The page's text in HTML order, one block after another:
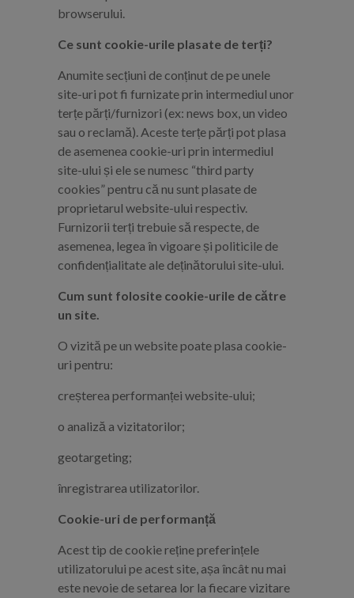
browserului.
Ce sunt cookie-urile plasate de terți?
Anumite secțiuni de conținut de pe unele
site-uri pot fi furnizate prin intermediul unor
terțe părți/furnizori (ex: news box, un video
sau o reclamă). Aceste terțe părți pot plasa
de asemenea cookie-uri prin intermediul
site-ului și ele se numesc “third party
cookies” pentru că nu sunt plasate de
proprietarul website-ului respectiv.
Furnizorii terți trebuie să respecte, de
asemenea, legea în vigoare și politicile de
confidențialitate ale deținătorului site-ului.
Cum sunt folosite cookie-urile de către
un site.
O vizită pe un website poate plasa cookie-
uri pentru:
creșterea performanței website-ului;
o analiză a vizitatorilor;
geotargeting;
înregistrarea utilizatorilor.
Cookie-uri de performanță
Acest tip de cookie reține preferințele
utilizatorului pe acest site, așa încât nu mai
este nevoie de setarea lor la fiecare vizitare